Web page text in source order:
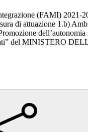
(FAMI) 2021-
di attuazione 1.b)
dell’autonomia
del MINISTERO